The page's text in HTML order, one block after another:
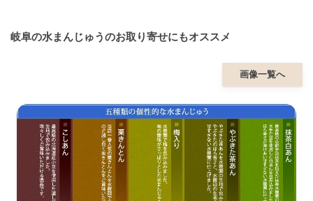
岐阜の水まんじゅうのお取り寄せにもオススメ
画像一覧へ